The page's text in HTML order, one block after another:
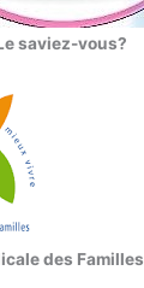
saviez-vous?
des Familles